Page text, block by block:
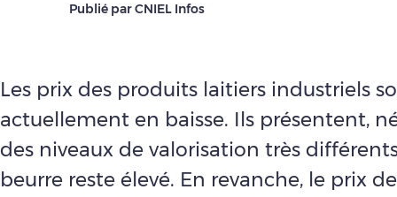
Publié par CNIEL Infos
Les prix des produits laitiers industriels
actuellement en baisse. Ils présentent,
des niveaux de valorisation très
beurre reste élevé. En revanche, le prix